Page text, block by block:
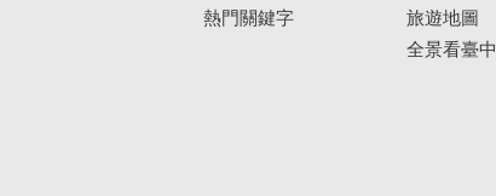
熱門關鍵字
旅遊地圖
全景看臺中